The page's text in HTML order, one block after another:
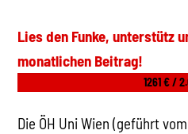
Lies den Funke, unterstütz
monatlichen Beitrag!
1261 € /
Die ÖH Uni Wien (geführt